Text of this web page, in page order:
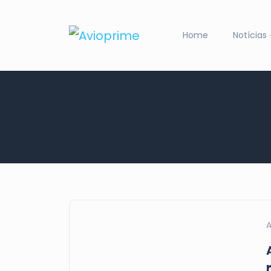
Home Notícias